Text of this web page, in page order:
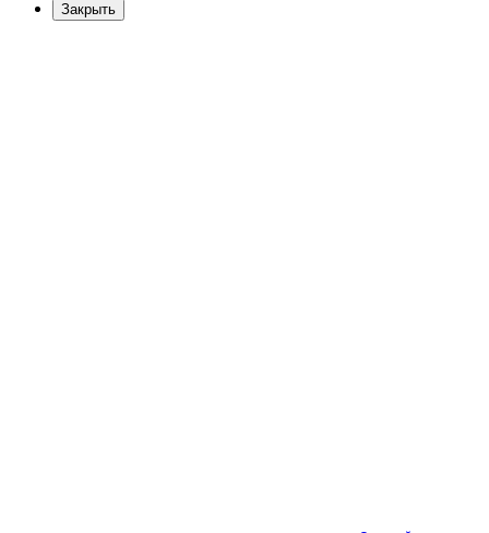
Закрыть